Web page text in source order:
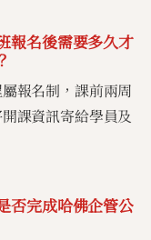
報名後需要多久才
報名制，課前兩周
課資訊寄給學員及
否完成哈佛企管公